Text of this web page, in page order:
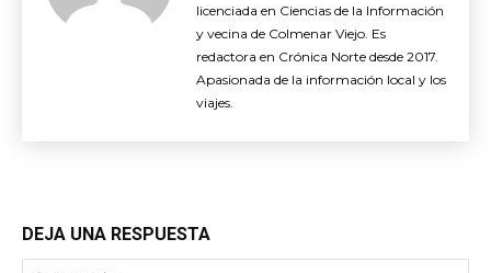
licenciada en Ciencias de la Información
y vecina de Colmenar Viejo. Es
redactora en Crónica Norte desde 2017.
Apasionada de la información local y los
viajes.
DEJA UNA RESPUESTA